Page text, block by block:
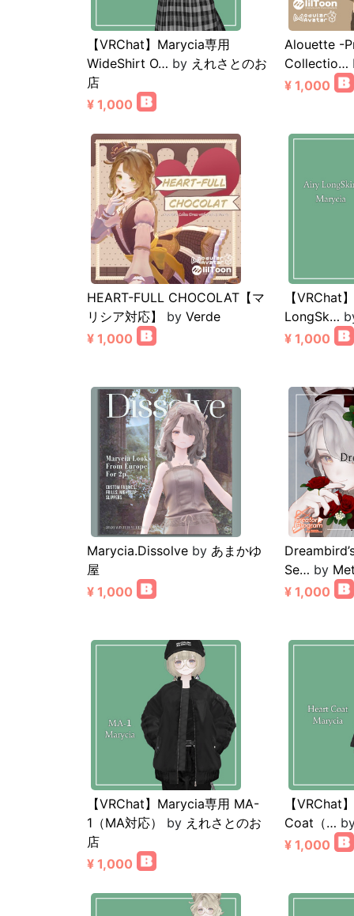
【VRChat】Marycia専用
WideShirt O… by えれさとのお
店
¥ 1,000
Alouette -
Collectio…
¥ 1,000
HEART-FULL CHOCOLAT【マ
リシア対応】
by Verde
¥ 1,000
【VRChat
LongSk…
¥ 1,000
Marycia.Dissolve by あまかゆ
屋
¥ 1,000
Se… by
¥ 1,000
【VRChat】Marycia専用 MA-
1（MA対応）
by えれさとのお
店
¥ 1,000
【VRChat
Coat（…
¥ 1,000